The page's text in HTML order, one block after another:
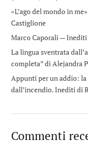
«L’ago del mondo in
Castiglione
Marco Caporali — Inediti
La lingua sventrata
completa” di Alejandra
Appunti per un addio: la
dall’incendio. Inediti di
Commenti